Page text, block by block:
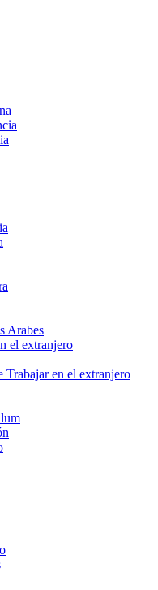
Arabes
el extranjero
Trabajar en el extranjero